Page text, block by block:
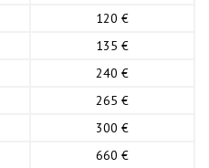
120 €
135 €
240 €
265 €
300 €
660 €